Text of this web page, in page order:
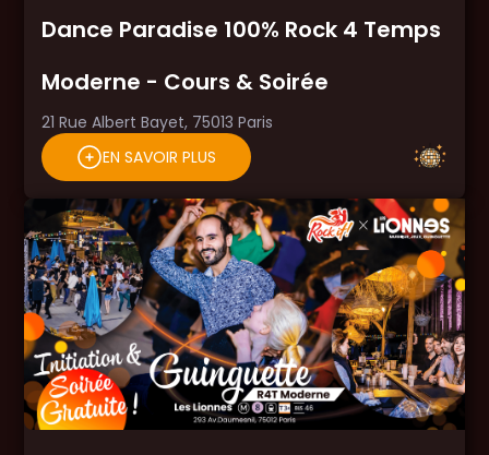
Dance Paradise 100% Rock 4 Temps
Moderne - Cours & Soirée
21 Rue Albert Bayet, 75013 Paris
EN SAVOIR PLUS